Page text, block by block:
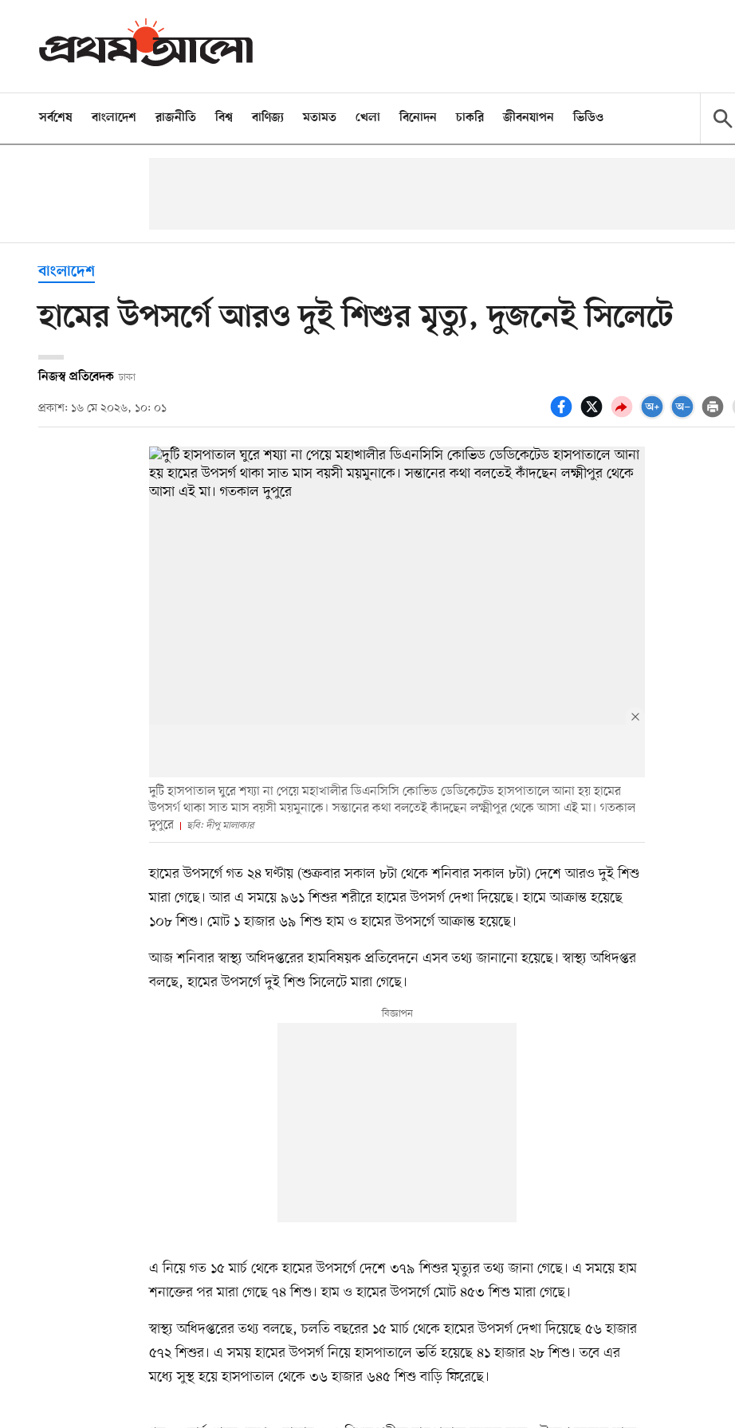
সর্বশেষ বাংলাদেশ রাজনীতি বিশ্ব বাণিজ্য মতামত খেলা বিনোদন চাকরি জীবনযাপন ভিডিও
বাংলাদেশ
হামের উপসর্গে আরও দুই শিশুর মৃত্যু, দুজনেই সিলেটে
নিজস্ব প্রতিবেদক ঢাকা
প্রকাশ: ১৬ মে ২০২৬, ১০: ০১
দুটি হাসপাতাল ঘুরে শয্যা না পেয়ে মহাখালীর ডিএনসিসি কোভিড ডেডিকেটেড হাসপাতালে আনা হয় হামের
উপসর্গ থাকা সাত মাস বয়সী ময়মুনাকে। সন্তানের কথা বলতেই কাঁদছেন লক্ষ্মীপুর থেকে আসা এই মা। গতকাল
দুপুরে
ছবি: দীপু মালাকার
হামের উপসর্গে গত ২৪ ঘণ্টায় (শুক্রবার সকাল ৮টা থেকে শনিবার সকাল ৮টা) দেশে আরও দুই শিশু
মারা গেছে। আর এ সময়ে ৯৬১ শিশুর শরীরে হামের উপসর্গ দেখা দিয়েছে। হামে আক্রান্ত হয়েছে
১০৮ শিশু। মোট ১ হাজার ৬৯ শিশু হাম ও হামের উপসর্গে আক্রান্ত হয়েছে।
আজ শনিবার স্বাস্থ্য অধিদপ্তরের হামবিষয়ক প্রতিবেদনে এসব তথ্য জানানো হয়েছে। স্বাস্থ্য অধিদপ্তর
বলছে, হামের উপসর্গে দুই শিশু সিলেটে মারা গেছে।
এ নিয়ে গত ১৫ মার্চ থেকে হামের উপসর্গে দেশে ৩৭৯ শিশুর মৃত্যুর তথ্য জানা গেছে। এ সময়ে হাম
শনাক্তের পর মারা গেছে ৭৪ শিশু। হাম ও হামের উপসর্গে মোট ৪৫৩ শিশু মারা গেছে।
স্বাস্থ্য অধিদপ্তরের তথ্য বলছে, চলতি বছরের ১৫ মার্চ থেকে হামের উপসর্গ দেখা দিয়েছে ৫৬ হাজার
৫৭২ শিশুর। এ সময় হামের উপসর্গ নিয়ে হাসপাতালে ভর্তি হয়েছে ৪১ হাজার ২৮ শিশু। তবে এর
মধ্যে সুস্থ হয়ে হাসপাতাল থেকে ৩৬ হাজার ৬৪৫ শিশু বাড়ি ফিরেছে।